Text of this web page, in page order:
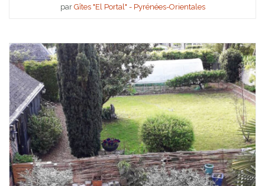
par Gîtes "El Portal" - Pyrénées-Orientales